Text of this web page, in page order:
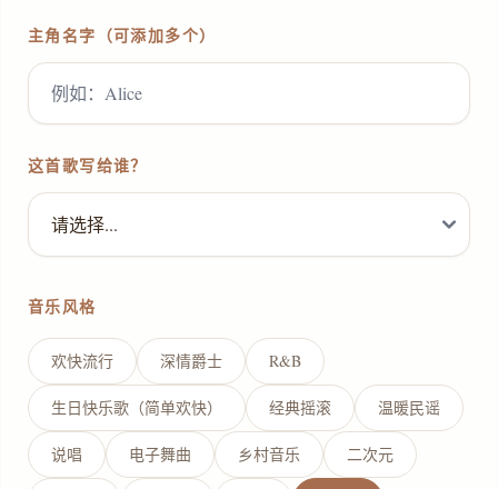
主角名字（可添加多个）
这首歌写给谁？
音乐风格
欢快流行 深情爵士 R&B
生日快乐歌（简单欢快） 经典摇滚 温暖民谣
说唱 电子舞曲 乡村音乐 二次元